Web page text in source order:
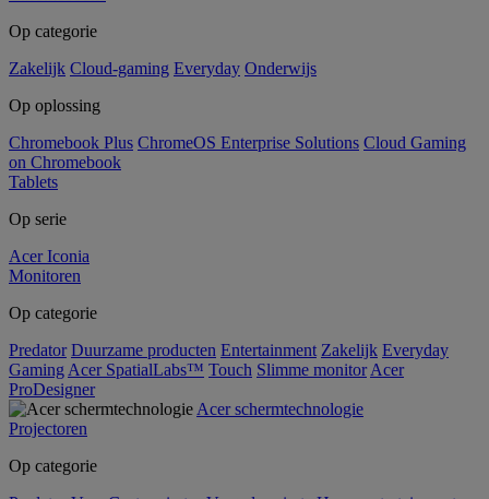
Op categorie
Zakelijk Cloud-gaming Everyday Onderwijs
Op oplossing
Chromebook Plus ChromeOS Enterprise Solutions Cloud Gaming
on Chromebook
Tablets
Op serie
Acer Iconia
Monitoren
Op categorie
Predator Duurzame producten Entertainment Zakelijk Everyday
Gaming Acer SpatialLabs™ Touch Slimme monitor Acer
ProDesigner
Acer schermtechnologie
Projectoren
Op categorie